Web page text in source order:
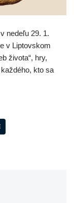
nedeľu 29. 1.
v Liptovskom
života“, hry,
kto sa